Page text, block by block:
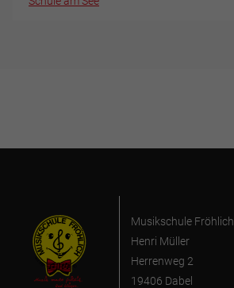
Musikschule Fröhlich
Henri Müller
Herrenweg 2
19406 Dabel